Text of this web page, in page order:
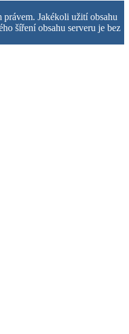
právem. Jakékoli užití obsahu
šíření obsahu serveru je bez